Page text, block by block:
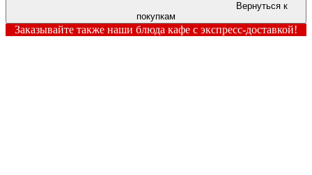
Вернуться к
покупкам
Заказывайте также наши блюда кафе с экспресс-доставкой!